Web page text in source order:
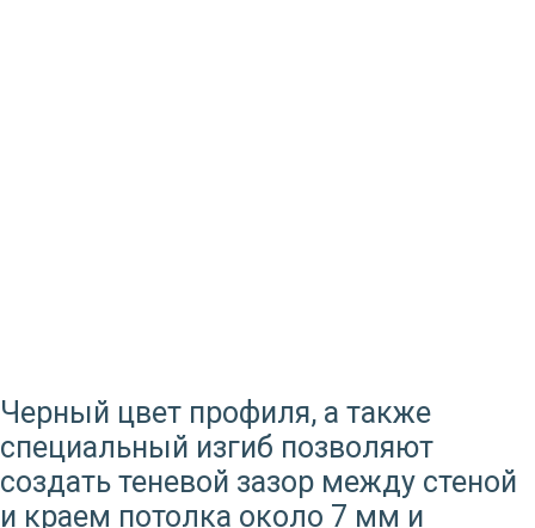
Черный цвет профиля, а также
специальный изгиб позволяют
создать теневой зазор между стеной
и краем потолка около 7 мм и